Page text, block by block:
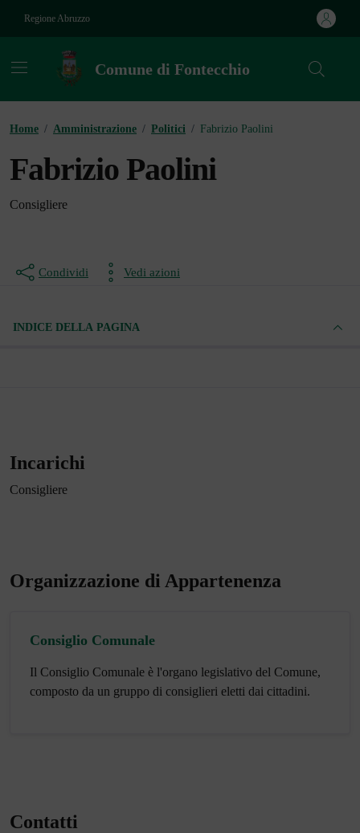
Regione Abruzzo
Comune di Fontecchio
Home / Amministrazione / Politici / Fabrizio Paolini
Fabrizio Paolini
Consigliere
Condividi Vedi azioni
INDICE DELLA PAGINA
Incarichi
Consigliere
Organizzazione di Appartenenza
Consiglio Comunale
Il Consiglio Comunale è l'organo legislativo del Comune,
composto da un gruppo di consiglieri eletti dai cittadini.
Contatti